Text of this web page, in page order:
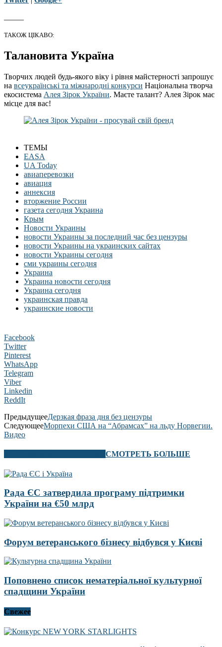
ТАКОЖ ЦІКАВО:
Талановита Україна
Творчих людей будь-якого віку і рівня майстерності запрошує
на всеукраїнські та міжнародні конкурси Національна творча
екосистема Алея Зірок України. Маєте талант? Алея Зірок має
місце для вас!
ТЕМЫ
EASA
UA Today
авиаперевозки
авиация
аннексия
вторжение России
газета сегодня Украина
Крым
Новости Украины
новости Украины за последний час без цензуры
новости Украины на украинских сайтах
новости Украины сегодня
сми украины сегодня
Украина
Украина новости сегодня
Украина сегодня
украинская правда
украинские новости
Facebook
Twitter
Pinterest
WhatsApp
Telegram
Viber
Linkedin
ReddIt
ПредыдущееДерзкая фраза дня без цензуры
СледующееМорпехи США на “Абрамсах” на льду Норвегии.
Видео
СМОТРЕТЬ БОЛЬШЕ
Рада ЄС затвердила програму підтримки
України на €50 млрд
Форум ветеранського бізнесу відбувся у Києві
Поповнено список нематеріальної культурної
спадщини України
Свежее